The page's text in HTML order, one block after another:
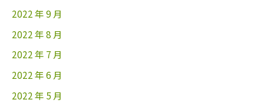
2022 年 9 月
2022 年 8 月
2022 年 7 月
2022 年 6 月
2022 年 5 月